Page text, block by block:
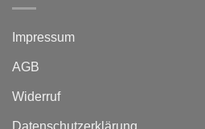
Impressum
AGB
Widerruf
Datenschutzerklärung